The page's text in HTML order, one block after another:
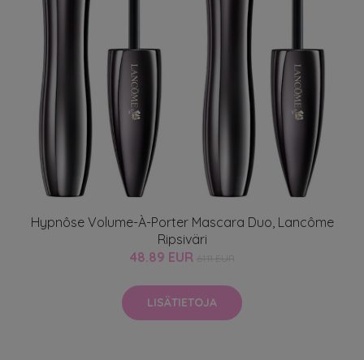
Hypnôse Volume-À-Porter Mascara Duo, Lancôme
Ripsiväri
48.89 EUR
LISÄTIETOJA